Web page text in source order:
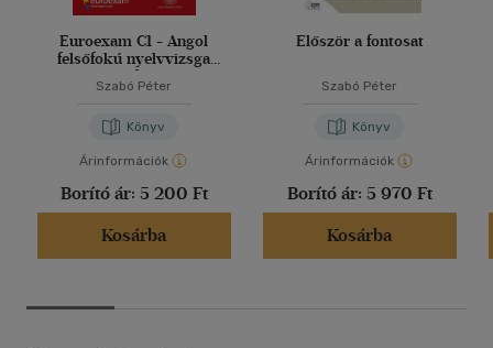
Euroexam C1 - Angol
felsőfokú nyelvvizsga
gyakorlófeladatok
Szabó Péter
Könyv
Árinformációk
Borító ár: 5 200 Ft
Kosárba
Először a fontosat
Szabó Péter
Könyv
Árinformációk
Borító ár: 5 970 Ft
Kosárba